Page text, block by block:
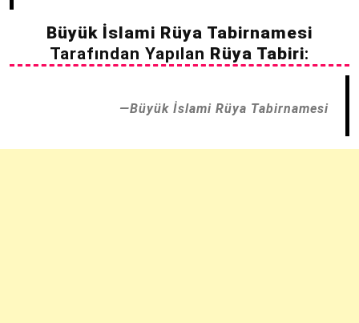
Büyük İslami Rüya Tabirnamesi
Tarafından Yapılan Rüya Tabiri:
Büyük İslami Rüya Tabirnamesi